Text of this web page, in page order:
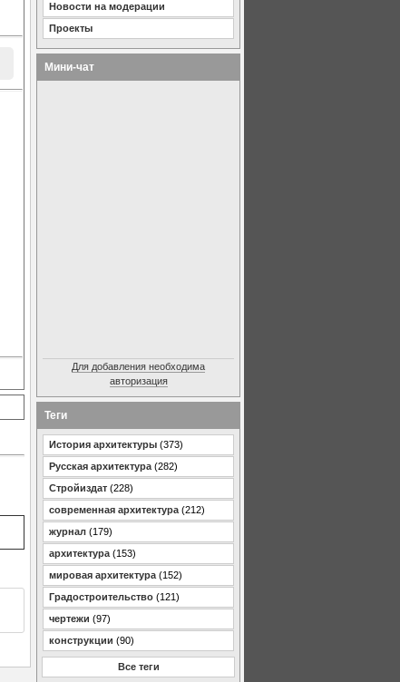
Новости на модерации
Проекты
Мини-чат
Для добавления необходима
авторизация
Теги
История архитектуры (373)
Русская архитектура (282)
Стройиздат (228)
современная архитектура (212)
журнал (179)
архитектура (153)
мировая архитектура (152)
Градостроительство (121)
чертежи (97)
конструкции (90)
Все теги